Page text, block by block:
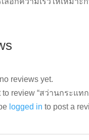
reviews yet.
to review “สว่านกระแท
logged in to post a